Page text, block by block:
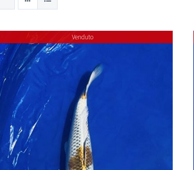
Venduto